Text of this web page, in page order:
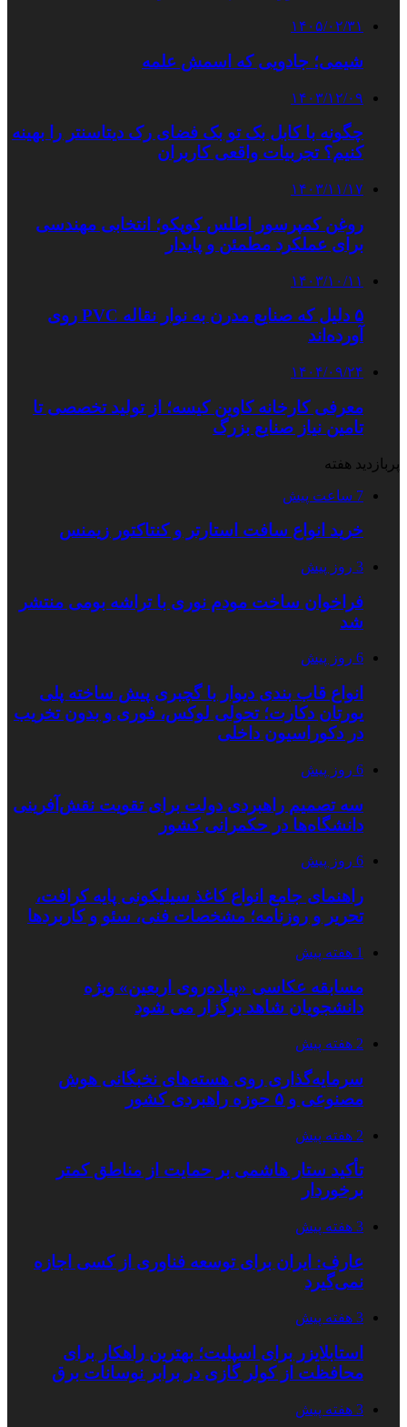
۱۴۰۵/۰۲/۳۱
شیمی؛ جادویی که اسمش علمه
۱۴۰۳/۱۲/۰۹
چگونه با کابل بک تو بک فضای رک دیتاسنتر را بهینه
کنیم؟ تجربیات واقعی کاربران
۱۴۰۳/۱۱/۱۷
روغن کمپرسور اطلس کوپکو؛ انتخابی مهندسی
برای عملکرد مطمئن و پایدار
۱۴۰۳/۱۰/۱۱
۵ دلیل که صنایع مدرن به نوار نقاله PVC روی
آورده‌اند
۱۴۰۴/۰۹/۲۴
معرفی کارخانه کاوین کیسه؛ از تولید تخصصی تا
تامین نیاز صنایع بزرگ
پربازدید هفته
7 ساعت پیش
خرید انواع سافت استارتر و کنتاکتور زیمنس
3 روز پیش
فراخوان ساخت مودم نوری با تراشه بومی منتشر
شد
6 روز پیش
انواع قاب بندی دیوار با گچبری پیش ساخته پلی
یورتان دکارت؛ تحولی لوکس، فوری و بدون تخریب
در دکوراسیون داخلی
6 روز پیش
سه تصمیم راهبردی دولت برای تقویت نقش‌آفرینی
دانشگاه‌ها در حکمرانی کشور
6 روز پیش
راهنمای جامع انواع کاغذ سیلیکونی پایه کرافت،
تحریر و روزنامه؛ مشخصات فنی، سئو و کاربردها
1 هفته پیش
مسابقه عکاسی «پیاده‌روی اربعین» ویژه
دانشجویان شاهد برگزار می شود
2 هفته پیش
سرمایه‌گذاری روی هسته‌های نخبگانی هوش
مصنوعی و ۵ حوزه راهبردی کشور
2 هفته پیش
تأکید ستار هاشمی بر حمایت از مناطق کمتر
برخوردار
3 هفته پیش
عارف: ایران برای توسعه فناوری از کسی اجازه
نمی‌گیرد
3 هفته پیش
استابلایزر برای اسپلیت؛ بهترین راهکار برای
محافظت از کولر گازی در برابر نوسانات برق
3 هفته پیش